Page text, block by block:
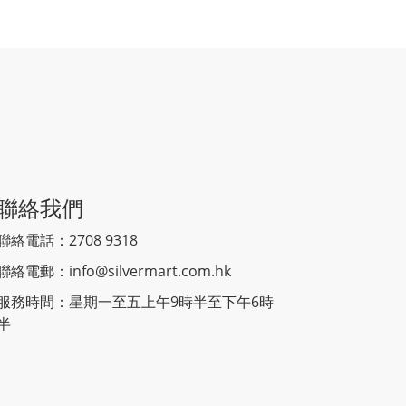
絡我們
絡電話：2708 9318
絡電郵： info@silvermart.com.hk
務時間：星期一至五上午9時半至下午6時